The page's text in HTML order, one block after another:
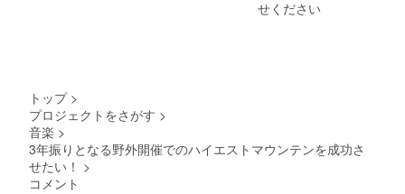
ン、も
予定 :
2022年
せください
トップ >
プロジェクトをさがす >
音楽 >
3年振りとなる野外開催でのハイエストマウンテンを成功さ
せたい！ >
コメント